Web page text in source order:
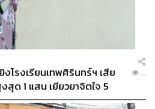
โรงเรียนเทพศิรินทร์ฯ เสีย
ด 1 แสน เยียวยาจิตใจ 5
...